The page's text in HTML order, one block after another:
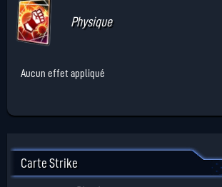
Physique
Aucun effet appliqué
Carte Strike